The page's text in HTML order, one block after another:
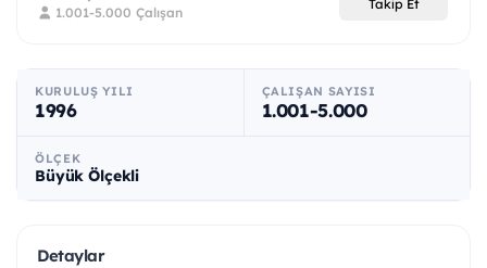
1.001-5.000 Çalışan
Takip Et
KURULUŞ YILI
1996
ÇALIŞAN SAYISI
1.001-5.000
ÖLÇEK
Büyük Ölçekli
Detaylar